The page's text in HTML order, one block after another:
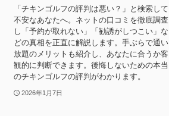
「チキンゴルフの評判は悪い？」と検索して
不安なあなたへ。ネットの口コミを徹底調査
し「予約が取れない」「勧誘がしつこい」な
どの真相を正直に解説します。手ぶらで通い
放題のメリットも紹介し、あなたに合うか客
観的に判断できます。後悔しないための本当
のチキンゴルフの評判がわかります。
2026年1月7日